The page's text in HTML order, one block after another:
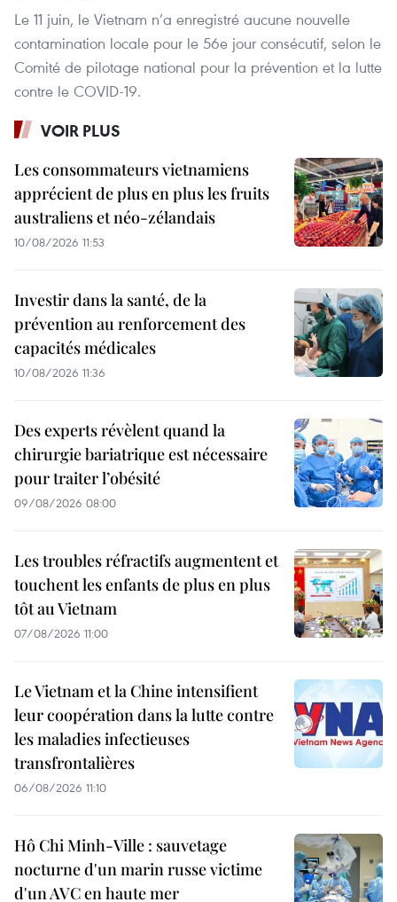
Le 11 juin, le Vietnam n’a enregistré aucune nouvelle
contamination locale pour le 56e jour consécutif, selon le
Comité de pilotage national pour la prévention et la lutte
contre le COVID-19.
VOIR PLUS
Les consommateurs vietnamiens
apprécient de plus en plus les fruits
australiens et néo-zélandais
10/08/2026 11:53
Investir dans la santé, de la
prévention au renforcement des
capacités médicales
10/08/2026 11:36
Des experts révèlent quand la
chirurgie bariatrique est nécessaire
pour traiter l’obésité
09/08/2026 08:00
Les troubles réfractifs augmentent et
touchent les enfants de plus en plus
tôt au Vietnam
07/08/2026 11:00
Le Vietnam et la Chine intensifient
leur coopération dans la lutte contre
les maladies infectieuses
transfrontalières
06/08/2026 11:10
Hô Chi Minh-Ville : sauvetage
nocturne d'un marin russe victime
d'un AVC en haute mer